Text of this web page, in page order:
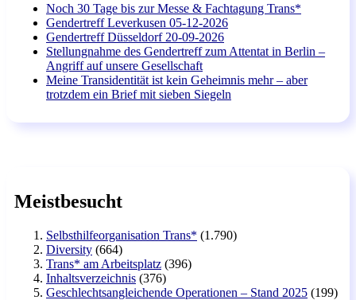
Noch 30 Tage bis zur Messe & Fachtagung Trans*
Gendertreff Leverkusen 05-12-2026
Gendertreff Düsseldorf 20-09-2026
Stellungnahme des Gendertreff zum Attentat in Berlin –
Angriff auf unsere Gesellschaft
Meine Transidentität ist kein Geheimnis mehr – aber
trotzdem ein Brief mit sieben Siegeln
Meistbesucht
Selbsthilfeorganisation Trans* (1.790)
Diversity (664)
Trans* am Arbeitsplatz (396)
Inhaltsverzeichnis (376)
Geschlechtsangleichende Operationen – Stand 2025 (199)